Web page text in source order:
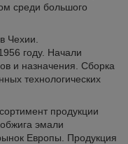
среди большого
Чехии.
году. Начали
и назначения. Сборка
технологических
продукции
эмали
Европы. Продукция